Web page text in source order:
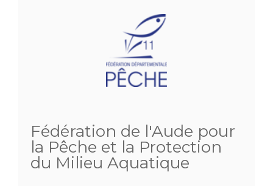
Fédération de l'Aude pour
la Pêche et la Protection
du Milieu Aquatique